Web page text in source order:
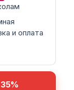
и оплата